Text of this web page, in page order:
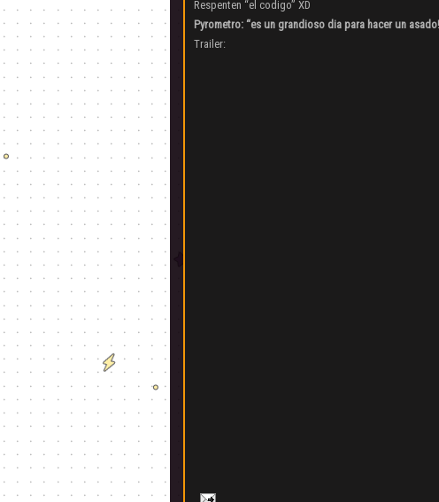
Respenten “el codigo” XD
Pyrometro: “es un grandioso dia para hacer un
Trailer: